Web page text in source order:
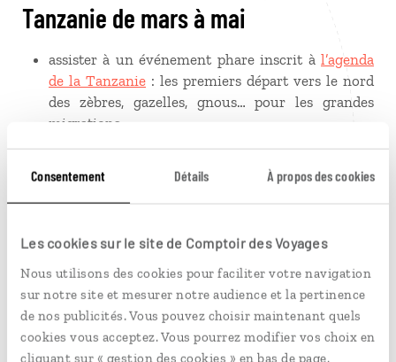
Consentement Détails À propos des cookies
Les cookies sur le site de Comptoir des Voyages
Nous utilisons des cookies pour faciliter votre navigation
sur notre site et mesurer notre audience et la pertinence
de nos publicités. Vous pouvez choisir maintenant quels
cookies vous acceptez. Vous pourrez modifier vos choix en
cliquant sur « gestion des cookies » en bas de page.
Tanzanie de mars à mai
assister à un événement phare inscrit à l’agenda
de la Tanzanie : les premiers départ vers le nord
des zèbres, gazelles, gnous… pour les grandes
migrations
admirer le cratère du Ngorongoro revêtu de ses
plus beaux atours : un manteau d'herbes grasses
particulièrement nombreux durant la saison des
pluies
trouver sa vocation de photographe en mitraillant
les parcs de Tanzanie sous la lumière d’un ciel
d’orage